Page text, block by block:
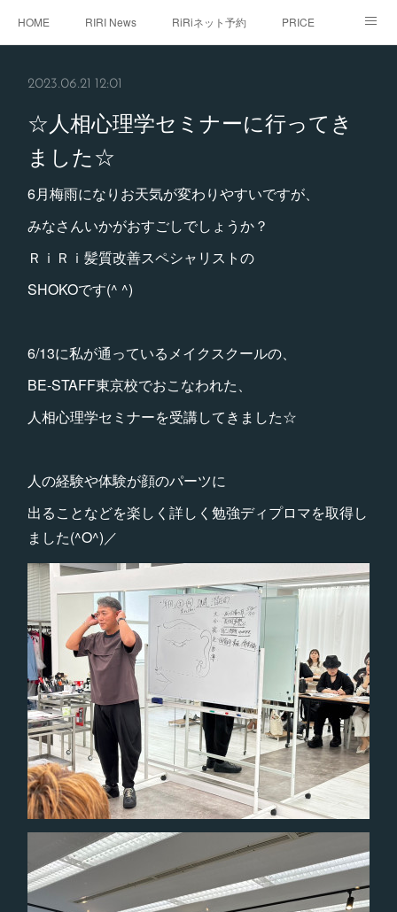
HOME RIRI News RiRiネット予約 PRICE
2023.06.21 12:01
☆人相心理学セミナーに行ってき
ました☆
6月梅雨になりお天気が変わりやすいですが、
みなさんいかがおすごしでしょうか？
ＲｉＲｉ髪質改善スペシャリストの
SHOKOです(^ ^)
6/13に私が通っているメイクスクールの、
BE-STAFF東京校でおこなわれた、
人相心理学セミナーを受講してきました☆
人の経験や体験が顔のパーツに
出ることなどを楽しく詳しく勉強ディプロマを取得し
ました(^O^)／